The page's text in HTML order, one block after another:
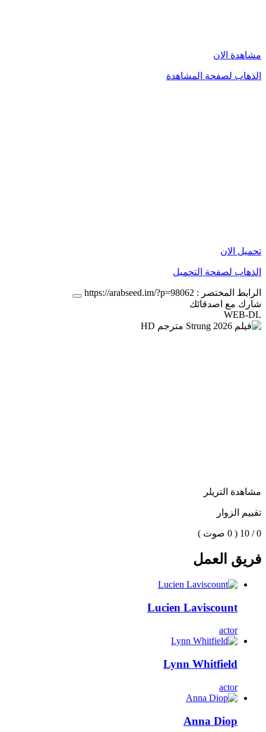
مشاهدة الان
الذهاب لصفحة المشاهدة
تحميل الان
الذهاب لصفحة التحميل
الرابط المختصر : https://arabseed.im/?p=98062
شارك مع اصدقائك
WEB-DL
مشاهدة التريلر
تقييم الزوار
0 / 10 ( 0 صوت )
فريق العمل
Lucien Laviscount
actor
Lynn Whitfield
actor
Anna Diop